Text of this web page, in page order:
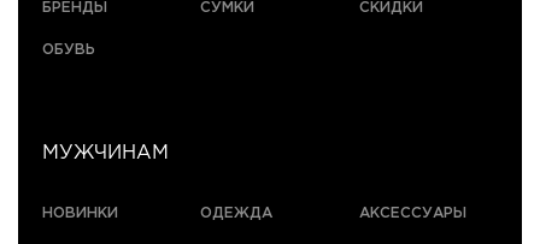
БРЕНДЫ
ОБУВЬ
СУМКИ СКИДКИ
МУЖЧИНАМ
НОВИНКИ ОДЕЖДА АКСЕССУАРЫ